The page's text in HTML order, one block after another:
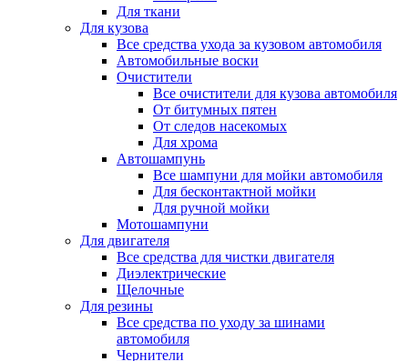
Для ткани
Для кузова
Все средства ухода за кузовом автомобиля
Автомобильные воски
Очистители
Все очистители для кузова автомобиля
От битумных пятен
От следов насекомых
Для хрома
Автошампунь
Все шампуни для мойки автомобиля
Для бесконтактной мойки
Для ручной мойки
Мотошампуни
Для двигателя
Все средства для чистки двигателя
Диэлектрические
Щелочные
Для резины
Все средства по уходу за шинами
автомобиля
Чернители